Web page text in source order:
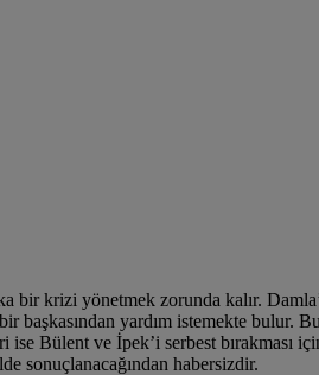
krizi yönetmek zorunda kalır.
yardım istemekte bulur.
Bülent ve İpek’i serbest bırakması
sonuçlanacağından habersizdir.